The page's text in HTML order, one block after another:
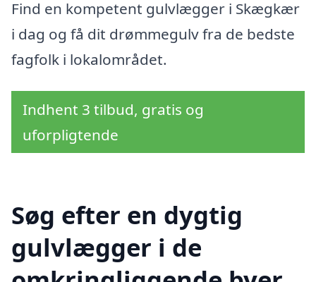
Find en kompetent gulvlægger i Skægkær
i dag og få dit drømmegulv fra de bedste
fagfolk i lokalområdet.
Indhent 3 tilbud, gratis og
uforpligtende
Søg efter en dygtig
gulvlægger i de